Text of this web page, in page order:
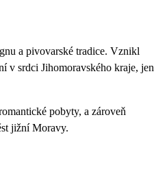
a pivovarské tradice. Vznikl
v srdci Jihomoravského kraje, jen
pobyty, a zároveň
jižní Moravy.